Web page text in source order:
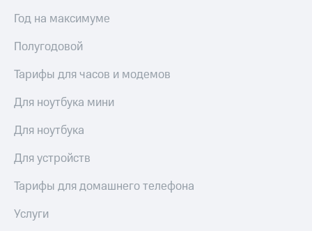
Еврооблигации-2023
о
именных
Другое
Регистратор
Реквизиты
Контакты
развитие
деловая этика
На главную
Год на максимуме
Полугодовой
Тарифы для часов и модемов
Для ноутбука мини
Для ноутбука
Для устройств
Тарифы для домашнего телефона
Услуги